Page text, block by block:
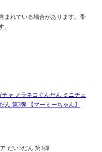
まれている場合があります。帯
。
ャ ノラネコぐんだん ミニチュ
ん 第3弾 【マーミーちゃん】
だい3だん 第3弾